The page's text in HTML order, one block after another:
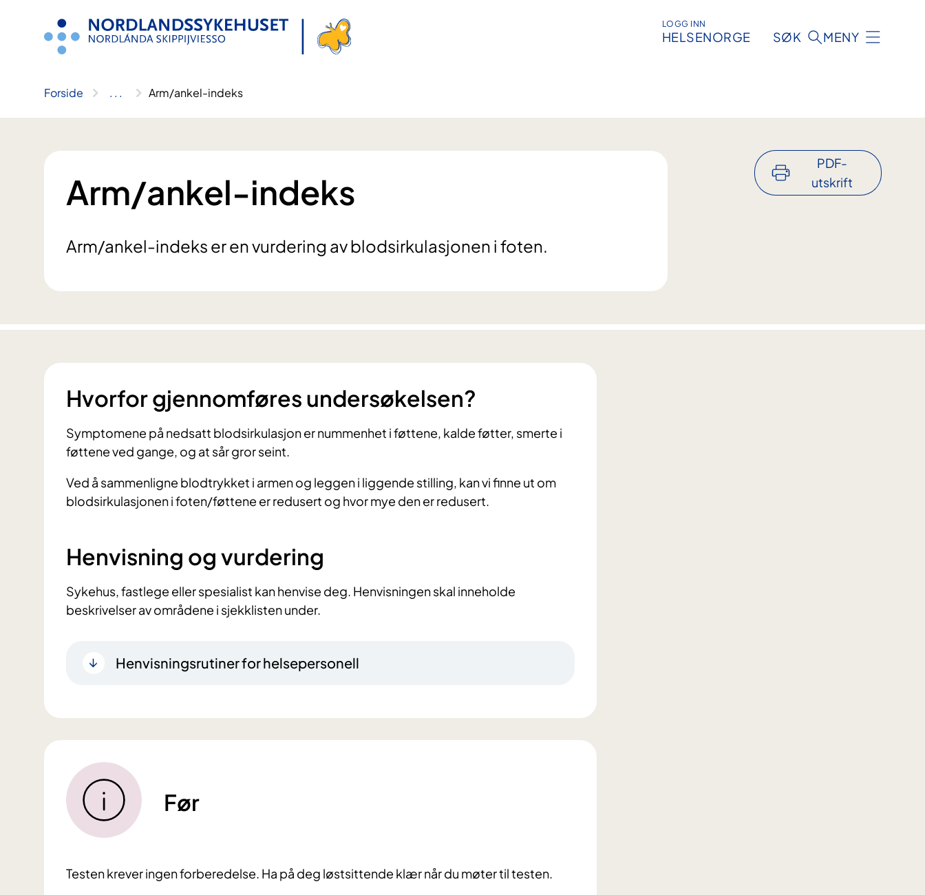
LOGG INN
HELSENORGE SØK MENY
Forside .. . Arm/ankel-indeks
Arm/ankel-indeks
Arm/ankel-indeks er en vurdering av blodsirkulasjonen i foten.
PDF-
utskrift
Hvorfor gjennomføres undersøkelsen?
Symptomene på nedsatt blodsirkulasjon er nummenhet i føttene, kalde føtter, smerte i
føttene ved gange, og at sår gror seint.
Ved å sammenligne blodtrykket i armen og leggen i liggende stilling, kan vi finne ut om
blodsirkulasjonen i foten/føttene er redusert og hvor mye den er redusert.
Henvisning og vurdering
Sykehus, fastlege eller spesialist kan henvise deg. Henvisningen skal inneholde
beskrivelser av områdene i sjekklisten under.
Henvisningsrutiner for helsepersonell
Før
Testen krever ingen forberedelse. Ha på deg løstsittende klær når du møter til testen.